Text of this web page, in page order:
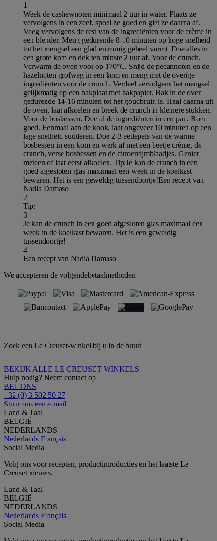
1
Week de cashewnoten minimaal 2 uur in water. Plaats ze
vervolgens in een zeef, spoel ze goed en giet ze daarna af.
Voeg vervolgens de rest van de ingrediënten voor de crème in
een blender. Meng gedurende 8-10 minuten op hoge snelheid
tot het mengsel een glad en romig geheel vormt. Doe alles in
een grote kom en dek ten minste 2 uur af. Voor de crunch.
Verwarm de oven voor op 170°C. Snijd de pecannoten en de
hazelnoten grofweg in een kom en meng met de overige
ingrediënten voor de crunch. Verdeel vervolgens het mengsel
gelijkmatig op een bakplaat met bakpapier. Bak in de oven
gedurende 14-16 minuten tot het goudbruin is. Haal daarna uit
de oven, laat afkoelen en breek de crunch in kleinere stukken.
Voor de bosbessen. Doe al de ingrediënten in een pan. Roer
goed. Eenmaal aan de kook, laat ongeveer 10 minuten op een
lage snelheid sudderen. Doe 2-3 eetlepels van de warme
bosbessen in een kom en werk af met een beetje crème, de
crunch, verse bosbessen en de citroentijmblaadjes. Geniet
meteen of laat eerst afkoelen. Tip:Je kan de crunch in een
goed afgesloten glas maximaal een week in de koelkast
bewaren. Het is een geweldig tussendoortje!Een recept van
Nadia Damaso
2
Tip:
3
Je kan de crunch in een goed afgesloten glas maximaal een
week in de koelkast bewaren. Het is een geweldig
tussendoortje!
4
Een recept van Nadia Damaso
We accepteren de volgendebetaalmethoden
Zoek een Le Creuset-winkel bij u in de buurt
BEKIJK ALLE LE CREUSET WINKELS
Hulp nodig? Neem contact op
BEL ONS
+32 (0) 3 502 50 27
Stuur ons een e-mail
Land & Taal
BELGIË
NEDERLANDS
Nederlands Français
Social Media
Volg ons voor recepten, productintroducties en het laatste Le
Creuset nieuws.
Land & Taal
BELGIË
NEDERLANDS
Nederlands Français
Social Media